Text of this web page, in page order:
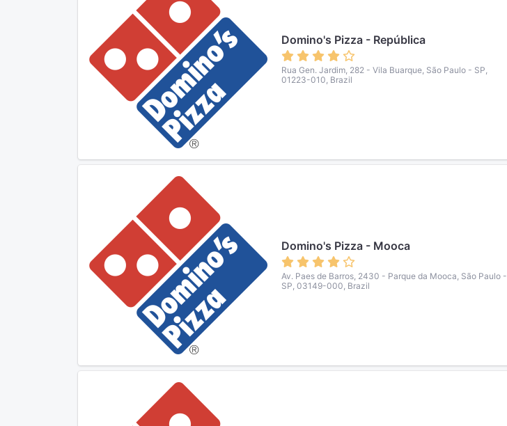
Domino's Pizza - República
Rua Gen. Jardim, 282 - Vila Buarque, São Paulo - SP,
01223-010, Brazil
Domino's Pizza - Mooca
Av. Paes de Barros, 2430 - Parque da Mooca, São Paulo -
SP, 03149-000, Brazil